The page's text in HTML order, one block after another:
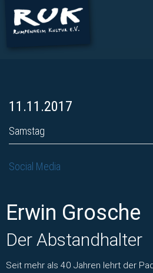
11.11.2017
Samstag
Social Media
Erwin Grosche
Der Abstandhalter
Seit mehr als 40 Jahren lehrt der